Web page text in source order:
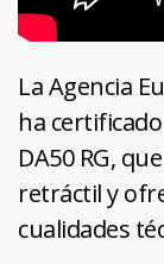
La Agencia
ha
DA50 RG,
retráctil y
cualidades